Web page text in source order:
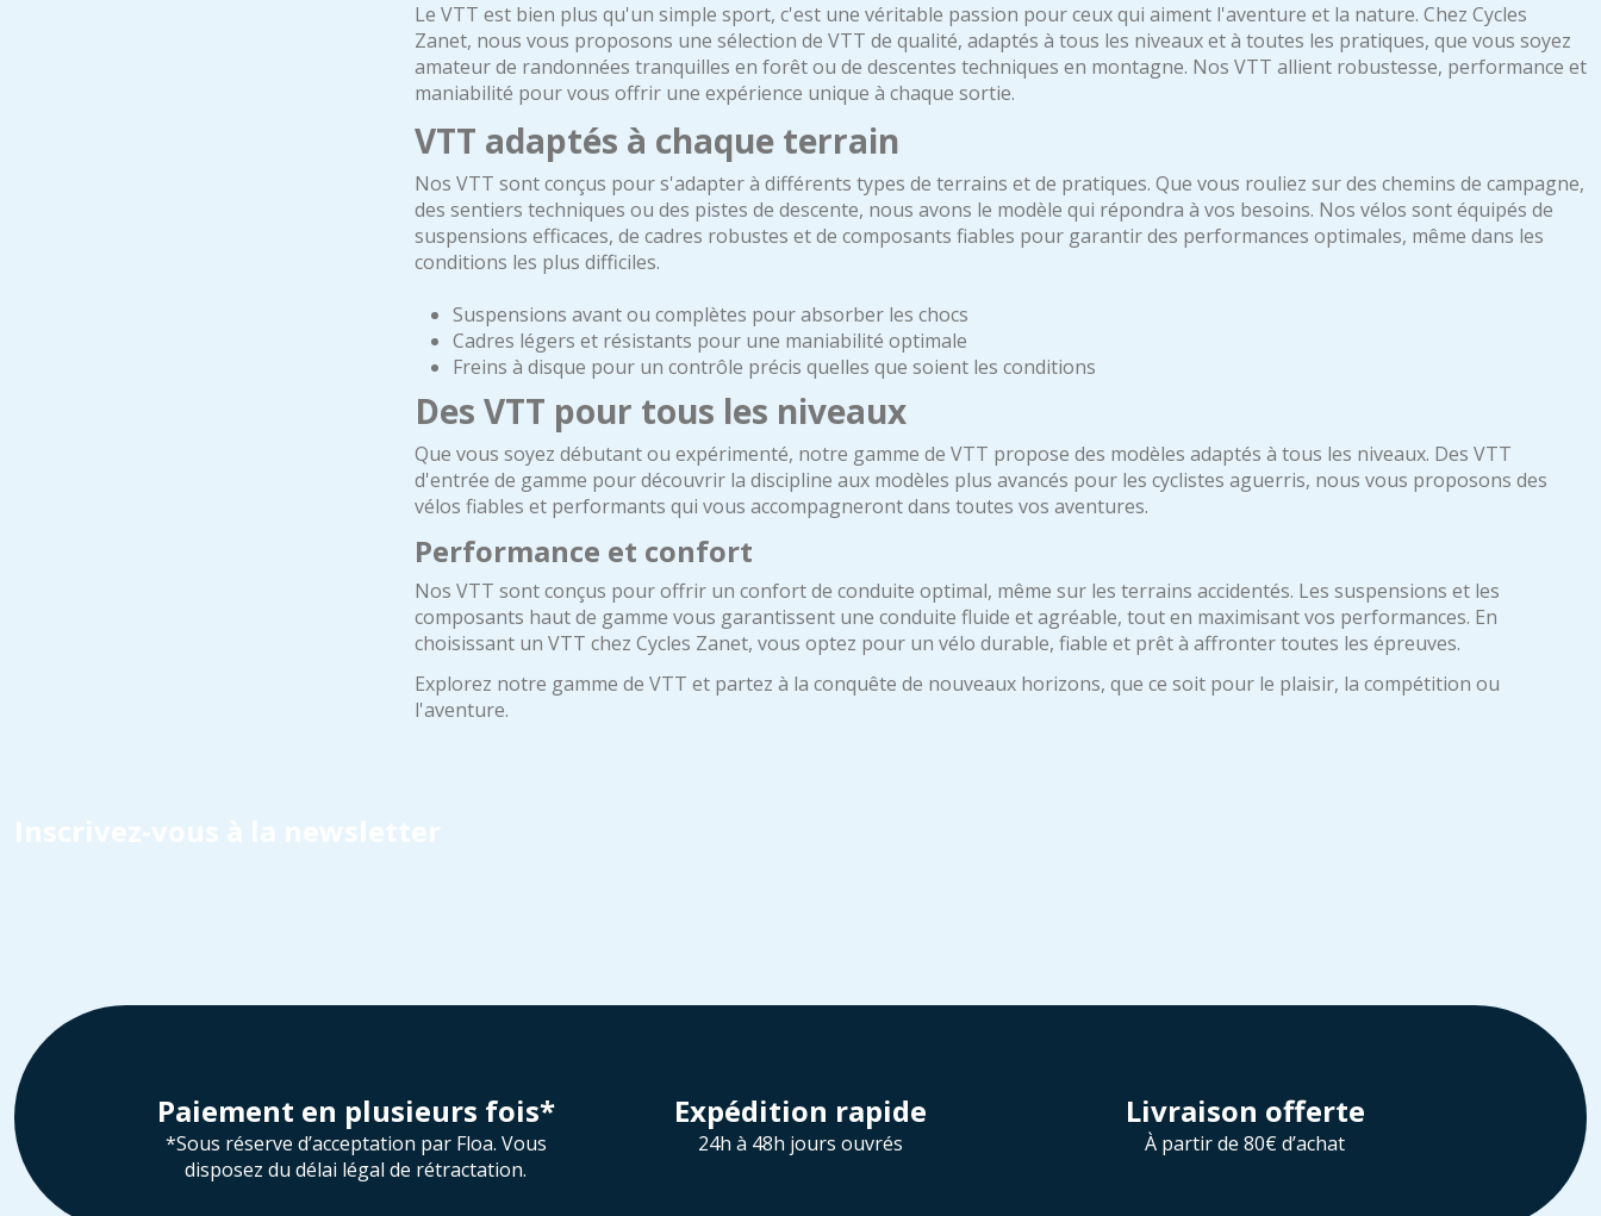
Le VTT est bien plus qu'un simple sport, c'est une véritable passion pour ceux qui aiment l'aventure et la nature. Chez Cycles
Zanet, nous vous proposons une sélection de VTT de qualité, adaptés à tous les niveaux et à toutes les pratiques, que vous soyez
amateur de randonnées tranquilles en forêt ou de descentes techniques en montagne. Nos VTT allient robustesse, performance et
maniabilité pour vous offrir une expérience unique à chaque sortie.
VTT adaptés à chaque terrain
Nos VTT sont conçus pour s'adapter à différents types de terrains et de pratiques. Que vous rouliez sur des chemins de campagne,
des sentiers techniques ou des pistes de descente, nous avons le modèle qui répondra à vos besoins. Nos vélos sont équipés de
suspensions efficaces, de cadres robustes et de composants fiables pour garantir des performances optimales, même dans les
conditions les plus difficiles.
Suspensions avant ou complètes pour absorber les chocs
Cadres légers et résistants pour une maniabilité optimale
Freins à disque pour un contrôle précis quelles que soient les conditions
Des VTT pour tous les niveaux
Que vous soyez débutant ou expérimenté, notre gamme de VTT propose des modèles adaptés à tous les niveaux. Des VTT
d'entrée de gamme pour découvrir la discipline aux modèles plus avancés pour les cyclistes aguerris, nous vous proposons des
vélos fiables et performants qui vous accompagneront dans toutes vos aventures.
Performance et confort
Nos VTT sont conçus pour offrir un confort de conduite optimal, même sur les terrains accidentés. Les suspensions et les
composants haut de gamme vous garantissent une conduite fluide et agréable, tout en maximisant vos performances. En
choisissant un VTT chez Cycles Zanet, vous optez pour un vélo durable, fiable et prêt à affronter toutes les épreuves.
Explorez notre gamme de VTT et partez à la conquête de nouveaux horizons, que ce soit pour le plaisir, la compétition ou
l'aventure.
Inscrivez-vous à la newsletter
Paiement en plusieurs fois*
*Sous réserve d’acceptation par Floa. Vous
disposez du délai légal de rétractation.
Expédition rapide
24h à 48h jours ouvrés
Livraison offerte
À partir de 80€ d’achat